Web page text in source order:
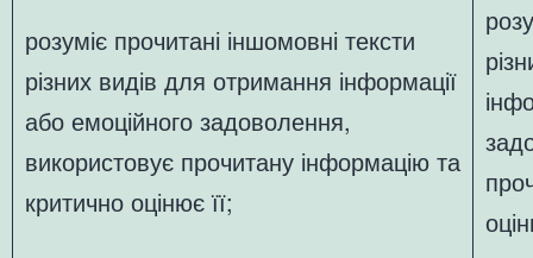
розуміє прочитані іншомовні тексти
різних видів для отримання інформації
або емоційного задоволення,
використовує прочитану інформацію та
критично оцінює її;